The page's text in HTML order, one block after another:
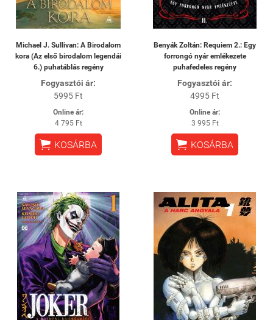
Michael J. Sullivan: A Birodalom
kora (Az első birodalom legendái
6.) puhatáblás regény
Fogyasztói ár:
5995 Ft
Online ár:
4 795 Ft
 KOSÁRBA
Benyák Zoltán: Requiem 2.: Egy
forrongó nyár emlékezete
puhafedeles regény
Fogyasztói ár:
4995 Ft
Online ár:
3 995 Ft
 KOSÁRBA